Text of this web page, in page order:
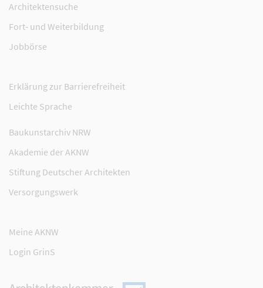
Architektensuche
Fort- und Weiterbildung
Jobbörse
Erklärung zur Barrierefreiheit
Leichte Sprache
Baukunstarchiv NRW
Akademie der AKNW
Stiftung Deutscher Architekten
Versorgungswerk
Meine AKNW
Login GrinS